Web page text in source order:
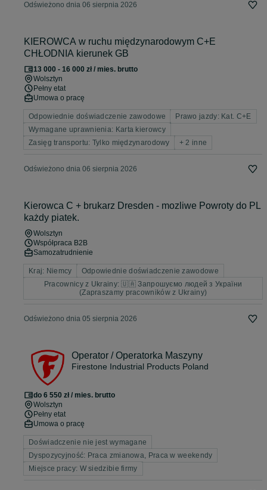
Odświeżono dnia 06 sierpnia 2026
KIEROWCA w ruchu międzynarodowym C+E
CHŁODNIA kierunek GB
13 000 - 16 000 zł / mies. brutto
Wolsztyn
Pełny etat
Umowa o pracę
Odpowiednie doświadczenie zawodowe
Prawo jazdy: Kat. C+E
Wymagane uprawnienia: Karta kierowcy
Zasięg transportu: Tylko międzynarodowy
+ 2 inne
Odświeżono dnia 06 sierpnia 2026
Kierowca C + brukarz Dresden - mozliwe Powroty do PL
każdy piatek.
Wolsztyn
Współpraca B2B
Samozatrudnienie
Kraj: Niemcy
Odpowiednie doświadczenie zawodowe
Pracownicy z Ukrainy: 🇺🇦 Запрошуємо людей з України
(Zapraszamy pracowników z Ukrainy)
Odświeżono dnia 05 sierpnia 2026
Operator / Operatorka Maszyny
Firestone Industrial Products Poland
do 6 550 zł / mies. brutto
Wolsztyn
Pełny etat
Umowa o pracę
Doświadczenie nie jest wymagane
Dyspozycyjność: Praca zmianowa, Praca w weekendy
Miejsce pracy: W siedzibie firmy